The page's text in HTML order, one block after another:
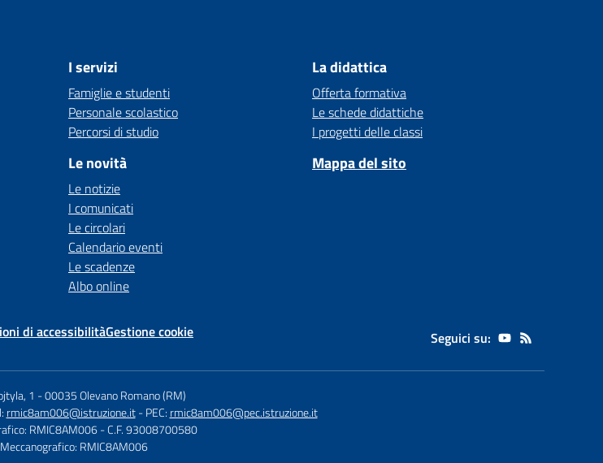
I servizi
Famiglie e studenti
Personale scolastico
Percorsi di studio
Le novità
Le notizie
I comunicati
Le circolari
Calendario eventi
Le scadenze
Albo online
La didattica
Offerta formativa
Le schede didattiche
I progetti delle classi
Mappa del sito
di accessibilitàGestione cookie Seguici su:
1 -00035 Olevano Romano (RM)
rmic8am006@istruzione.it - PEC: rmic8am006@pec.istruzione.it
RMIC8AM006- C.F. 93008700580
RMIC8AM006